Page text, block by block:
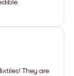
They are